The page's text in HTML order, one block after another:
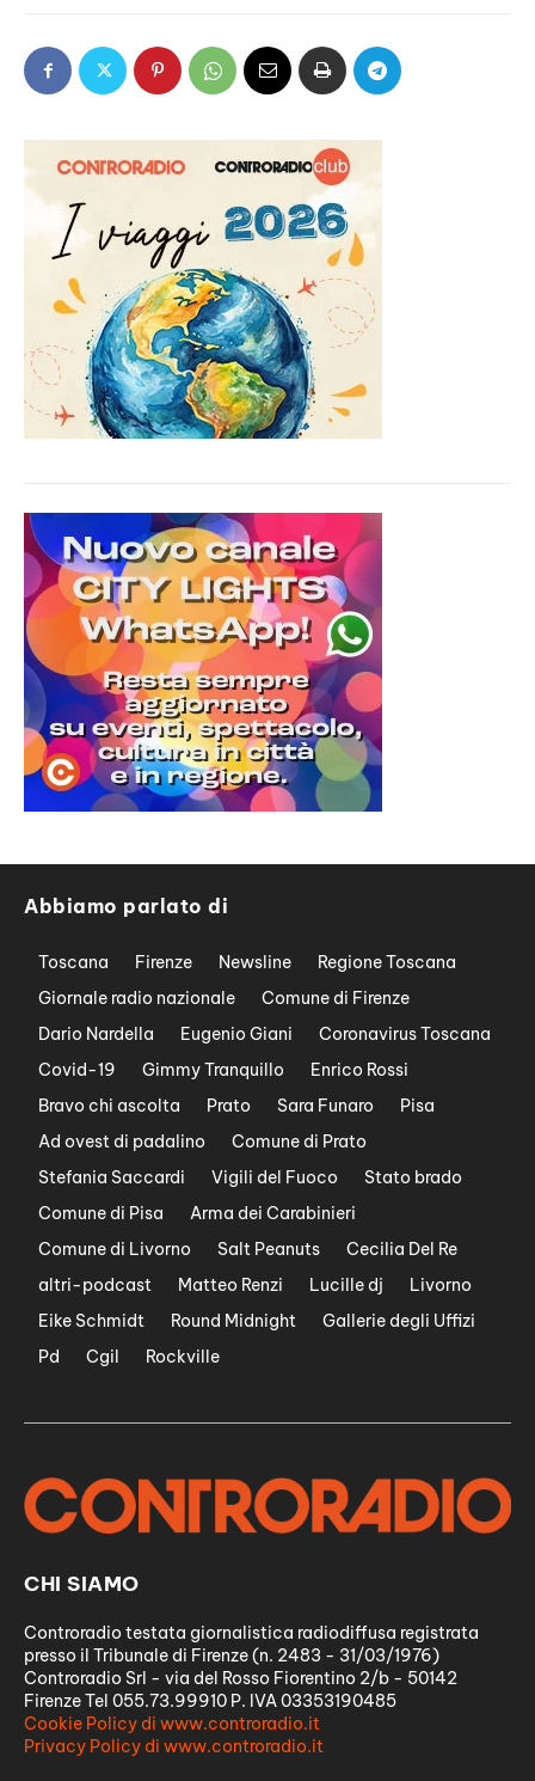
Abbiamo parlato di
Toscana Firenze Newsline
Regione Toscana
Giornale radio nazionale
Comune di Firenze
Dario Nardella
Eugenio Giani
Coronavirus Toscana
Covid-19
Gimmy Tranquillo
Enrico Rossi
Bravo chi ascolta
Prato Sara Funaro
Pisa
Ad ovest di padalino
Comune di Prato
Stefania Saccardi
Vigili del Fuoco
Stato brado
Comune di Pisa
Arma dei Carabinieri
Comune di Livorno
Salt Peanuts
Cecilia Del Re
altri-podcast
Matteo Renzi Lucille dj
Livorno
Eike Schmidt
Round Midnight
Gallerie degli Uffizi
Pd
Cgil Rockville
CHI SIAMO
Controradio testata giornalistica radiodiffusa registrata
presso il Tribunale di Firenze (n. 2483 - 31/03/1976)
Controradio Srl - via del Rosso Fiorentino 2/b - 50142
Firenze Tel 055.73.99910 P. IVA 03353190485
Cookie Policy di www.controradio.it
Privacy Policy di www.controradio.it